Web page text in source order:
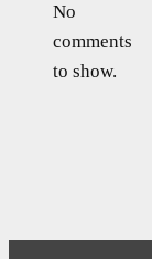
No
comments
to show.